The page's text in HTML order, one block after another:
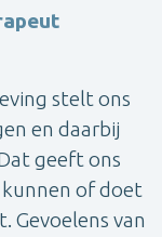
stelt ons
en daarbij
geeft ons
of doet
Gevoelens van